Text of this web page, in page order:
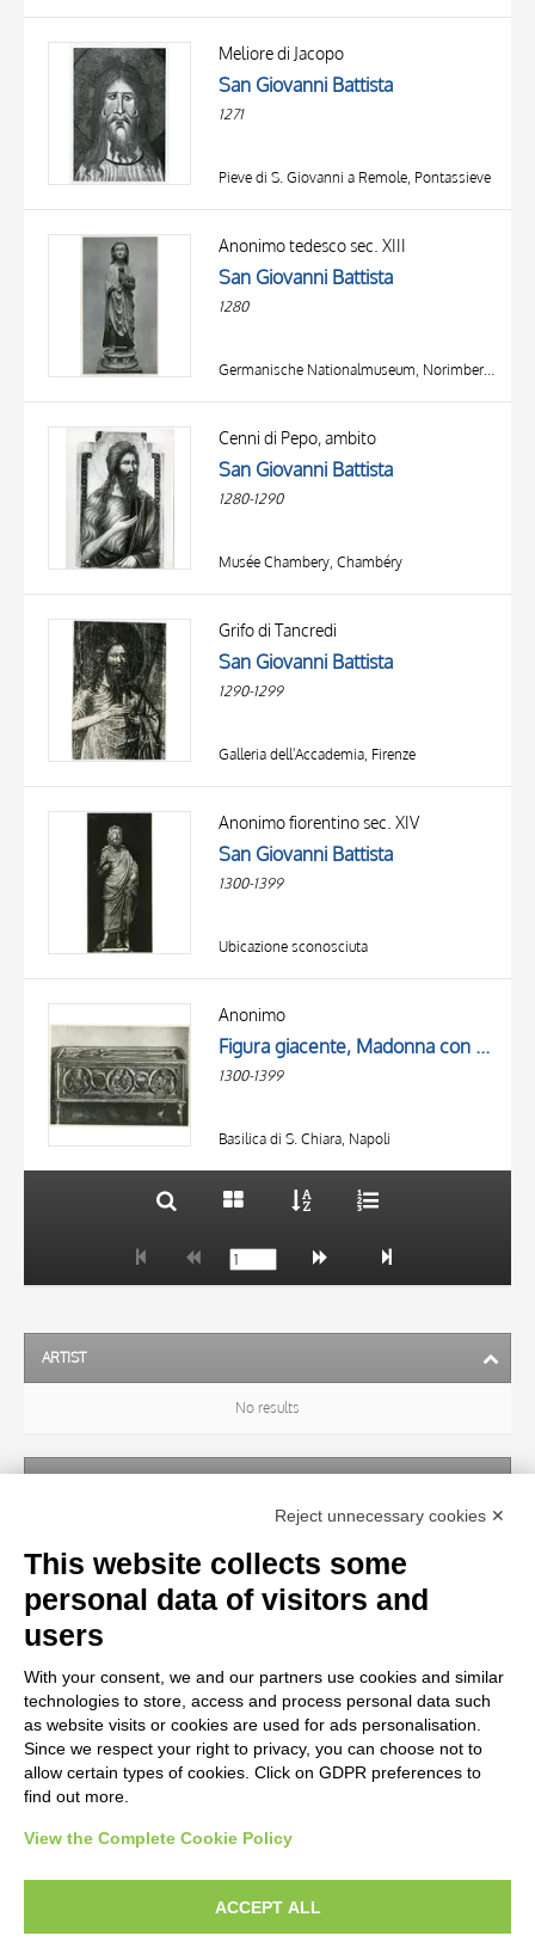
Meliore di Jacopo
San Giovanni Battista
1271
Pieve di S. Giovanni a Remole, Pontassieve
Anonimo tedesco sec. XIII
San Giovanni Battista
1280
Germanische Nationalmuseum, Norimberga
Cenni di Pepo, ambito
San Giovanni Battista
1280-1290
Musée Chambery, Chambéry
Grifo di Tancredi
San Giovanni Battista
1290-1299
Galleria dell'Accademia, Firenze
Anonimo fiorentino sec. XIV
San Giovanni Battista
1300-1399
Ubicazione sconosciuta
Anonimo
Figura giacente, Madonna con Bambino, San Giovanni Battista, Allegoria della Fortuna
1300-1399
Basilica di S. Chiara, Napoli
TITLE
OBJECT
ARTIST
No results
OBJECT
LOCATION
CENTURY
diritto d’autore, legge 22 aprile 1941 n. 633. I diritti degli autori, degli artisti e
Reject unnecessary cookies ✕
This website collects some
personal data of visitors and
users
With your consent, we and our partners use cookies and similar
technologies to store, access and process personal data such
as website visits or cookies are used for ads personalisation.
Since we respect your right to privacy, you can choose not to
allow certain types of cookies. Click on GDPR preferences to
find out more.
View the Complete Cookie Policy
ACCEPT ALL